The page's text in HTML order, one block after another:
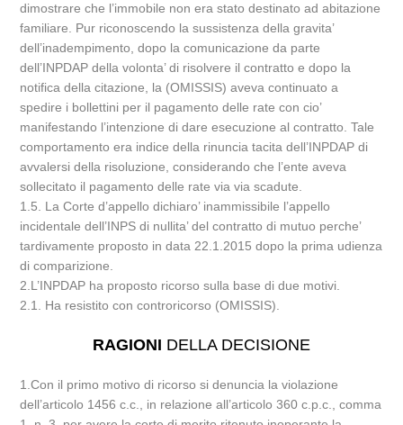
dimostrare che l’immobile non era stato destinato ad abitazione
familiare. Pur riconoscendo la sussistenza della gravita’
dell’inadempimento, dopo la comunicazione da parte
dell’INPDAP della volonta’ di risolvere il contratto e dopo la
notifica della citazione, la (OMISSIS) aveva continuato a
spedire i bollettini per il pagamento delle rate con cio’
manifestando l’intenzione di dare esecuzione al contratto. Tale
comportamento era indice della rinuncia tacita dell’INPDAP di
avvalersi della risoluzione, considerando che l’ente aveva
sollecitato il pagamento delle rate via via scadute.
1.5. La Corte d’appello dichiaro’ inammissibile l’appello
incidentale dell’INPS di nullita’ del contratto di mutuo perche’
tardivamente proposto in data 22.1.2015 dopo la prima udienza
di comparizione.
2.L’INPDAP ha proposto ricorso sulla base di due motivi.
2.1. Ha resistito con controricorso (OMISSIS).
RAGIONI DELLA DECISIONE
1.Con il primo motivo di ricorso si denuncia la violazione
dell’articolo 1456 c.c., in relazione all’articolo 360 c.p.c., comma